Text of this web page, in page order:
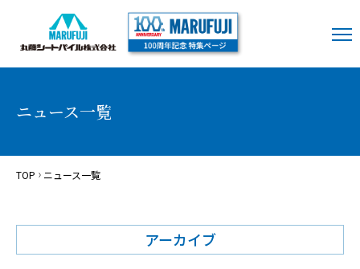
ニュース一覧
TOP ニュース一覧
アーカイブ